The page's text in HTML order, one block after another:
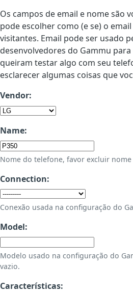
Os campos de email e nome são
pode escolher como (e se) o
visitantes. Email pode ser usado
desenvolvedores do Gammu
queiram testar algo com seu
esclarecer algumas coisas que
Vendor:
Name:
Nome do telefone, favor excluir
Connection:
Conexão usada na configuração do
Model:
Modelo usado na configuração do
vazio.
Características: